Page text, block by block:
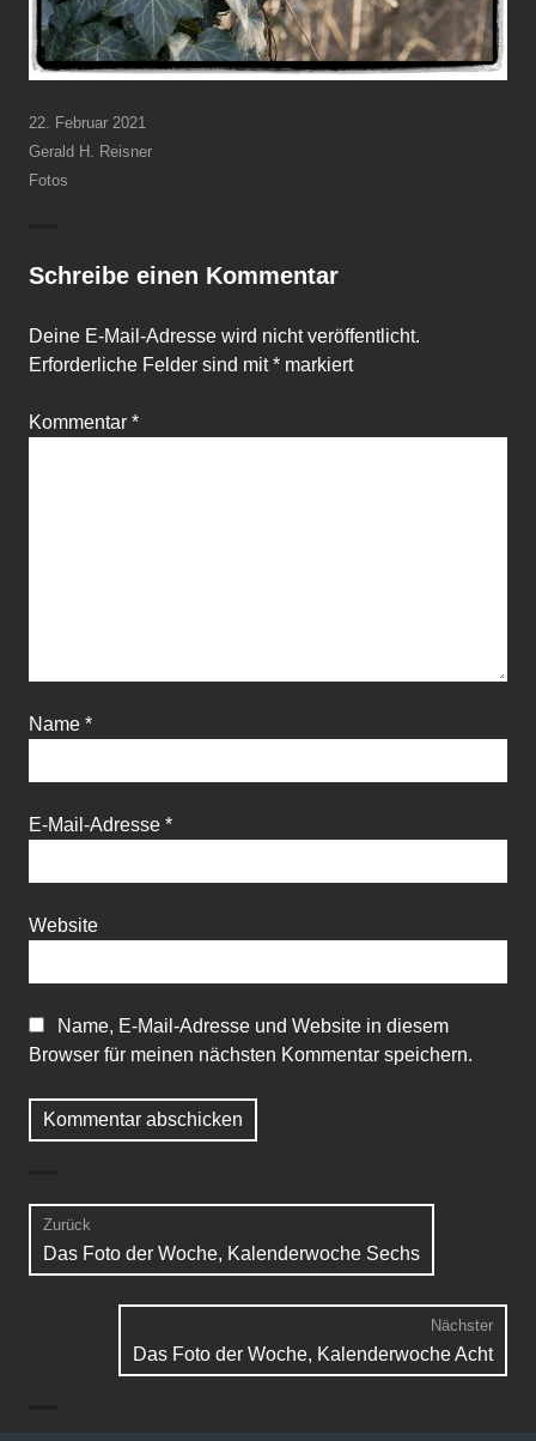
22. Februar 2021
Gerald H. Reisner
Fotos
Schreibe einen Kommentar
Deine E-Mail-Adresse wird nicht veröffentlicht.
Erforderliche Felder sind mit* markiert
Kommentar *
Name *
E-Mail-Adresse *
Website
Name, E-Mail-Adresse und Website in diesem
Browser für meinen nächsten Kommentar speichern.
Beitragsnavigation
Zurück
Vorheriger
Beitrag:
Das Foto der Woche, Kalenderwoche Sechs
Nächster
Das Foto der Woche, Kalenderwoche Acht